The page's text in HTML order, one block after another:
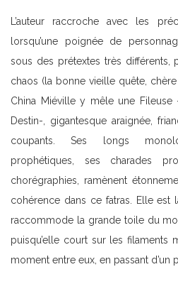
L’auteur raccroche avec les
lorsqu’une poignée de
sous des prétextes très différents,
chaos (la bonne vieille quête,
China Miéville y mêle une Fileuse
Destin-, gigantesque araignée,
coupants. Ses longs
prophétiques, ses charades
chorégraphies, ramènent
cohérence dans ce fatras. Elle est
raccommode la grande toile du
puisqu’elle court sur les filaments
moment entre eux, en passant d’un